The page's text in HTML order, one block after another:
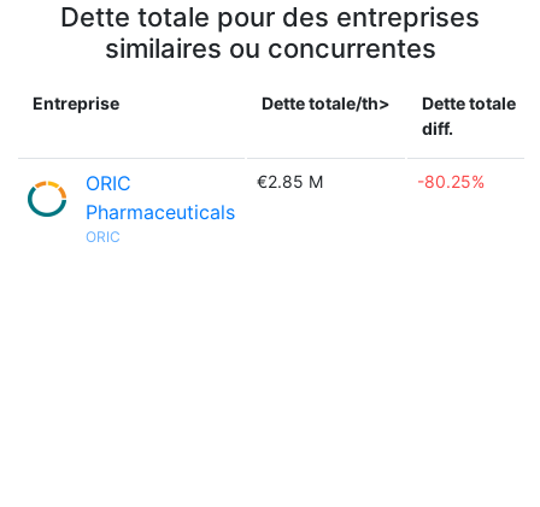
Dette totale pour des entreprises
similaires ou concurrentes
Entreprise Dette totale/th>
Dette totale
diff.
ORIC
Pharmaceuticals
ORIC
€2.85 M -80.25%